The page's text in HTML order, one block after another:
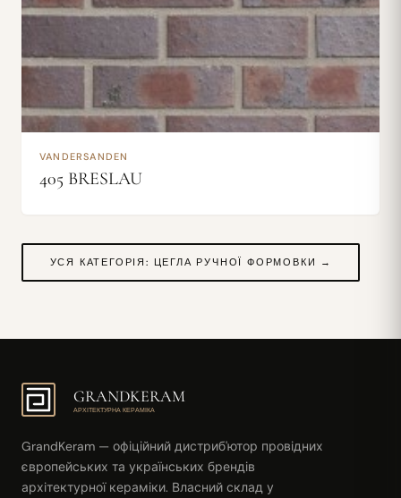
VANDERSANDEN
405 BRESLAU
УСЯ КАТЕГОРІЯ: ЦЕГЛА РУЧНОЇ ФОРМОВКИ →
GRANDKERAM
АРХІТЕКТУРНА КЕРАМІКА
GrandKeram — офіційний дистриб'ютор провідних
європейських та українських брендів
архітектурної кераміки. Власний склад у